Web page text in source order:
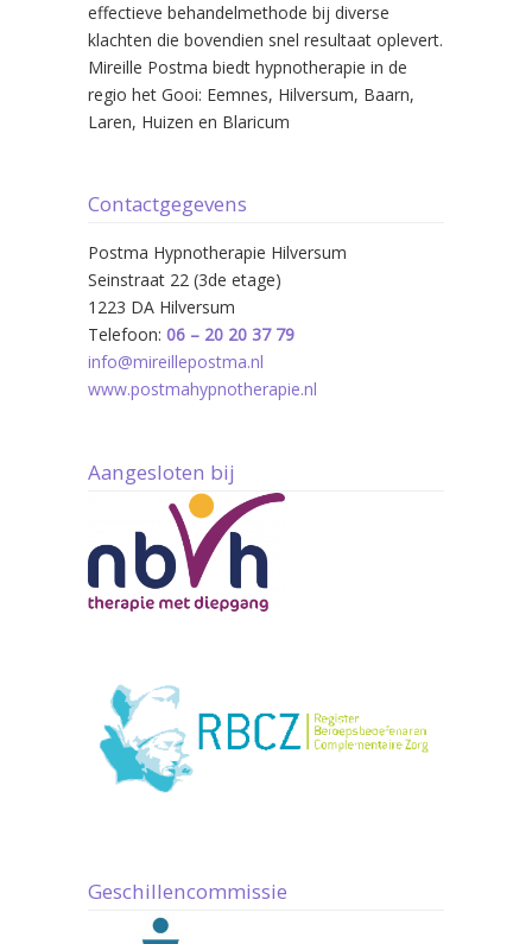
effectieve behandelmethode bij diverse
klachten die bovendien snel resultaat oplevert.
Mireille Postma biedt hypnotherapie in de
regio het Gooi: Eemnes, Hilversum, Baarn,
Laren, Huizen en Blaricum
Contactgegevens
Postma Hypnotherapie Hilversum
Seinstraat 22 (3de etage)
1223 DA Hilversum
Telefoon: 06 – 20 20 37 79
info@mireillepostma.nl
www.postmahypnotherapie.nl
Aangesloten bij
Geschillencommissie